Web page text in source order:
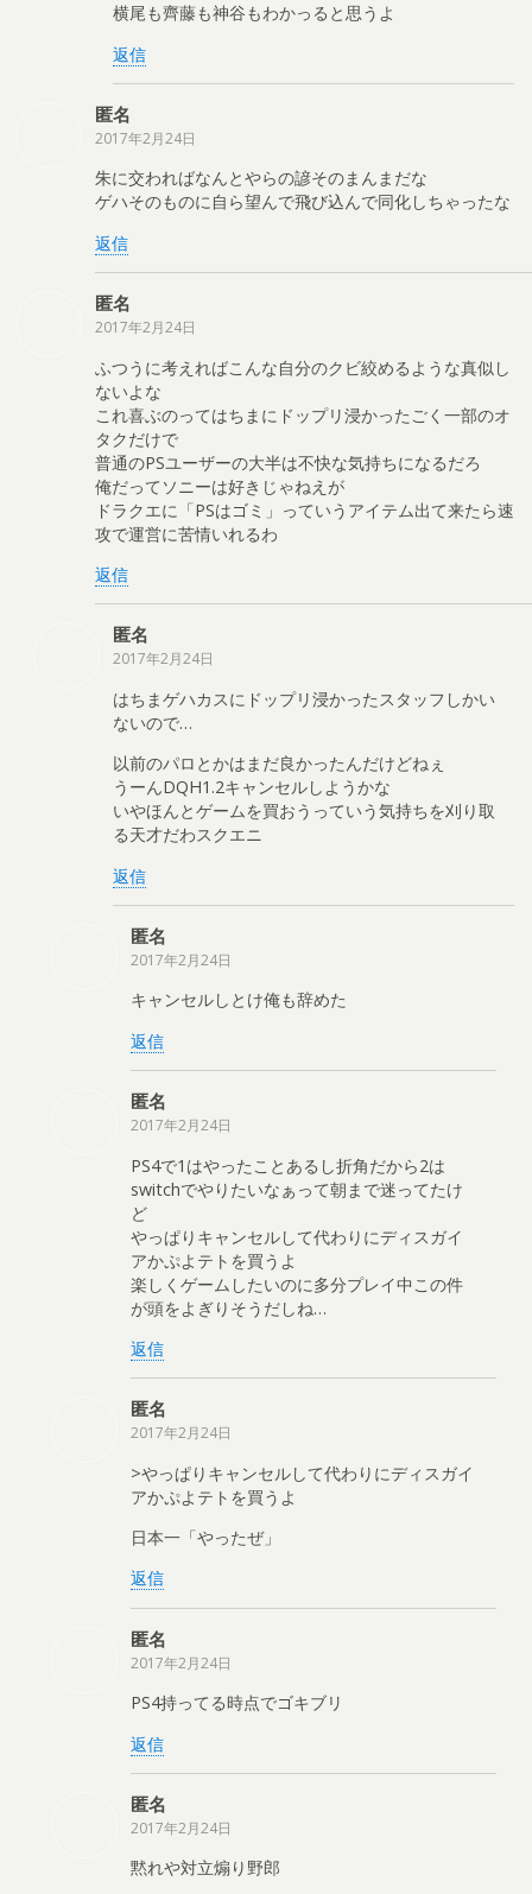
横尾も齊藤も神谷もわかっると思うよ
返信
匿名
2017年2月24日
朱に交わればなんとやらの諺そのまんまだな
ゲハそのものに自ら望んで飛び込んで同化しちゃったな
返信
匿名
2017年2月24日
ふつうに考えればこんな自分のクビ絞めるような真似し
ないよな
これ喜ぶのってはちまにドップリ浸かったごく一部のオ
タクだけで
普通のPSユーザーの大半は不快な気持ちになるだろ
俺だってソニーは好きじゃねえが
ドラクエに「PSはゴミ」っていうアイテム出て来たら速
攻で運営に苦情いれるわ
返信
匿名
2017年2月24日
はちまゲハカスにドップリ浸かったスタッフしかい
ないので…
以前のパロとかはまだ良かったんだけどねぇ
うーんDQH1.2キャンセルしようかな
いやほんとゲームを買おうっていう気持ちを刈り取
る天才だわスクエニ
返信
匿名
2017年2月24日
キャンセルしとけ俺も辞めた
返信
匿名
2017年2月24日
PS4で1はやったことあるし折角だから2は
switchでやりたいなぁって朝まで迷ってたけ
ど
やっぱりキャンセルして代わりにディスガイ
アかぷよテトを買うよ
楽しくゲームしたいのに多分プレイ中この件
が頭をよぎりそうだしね…
返信
匿名
2017年2月24日
>やっぱりキャンセルして代わりにディスガイ
アかぷよテトを買うよ
日本一「やったぜ」
返信
匿名
2017年2月24日
PS4持ってる時点でゴキブリ
返信
匿名
2017年2月24日
黙れや対立煽り野郎